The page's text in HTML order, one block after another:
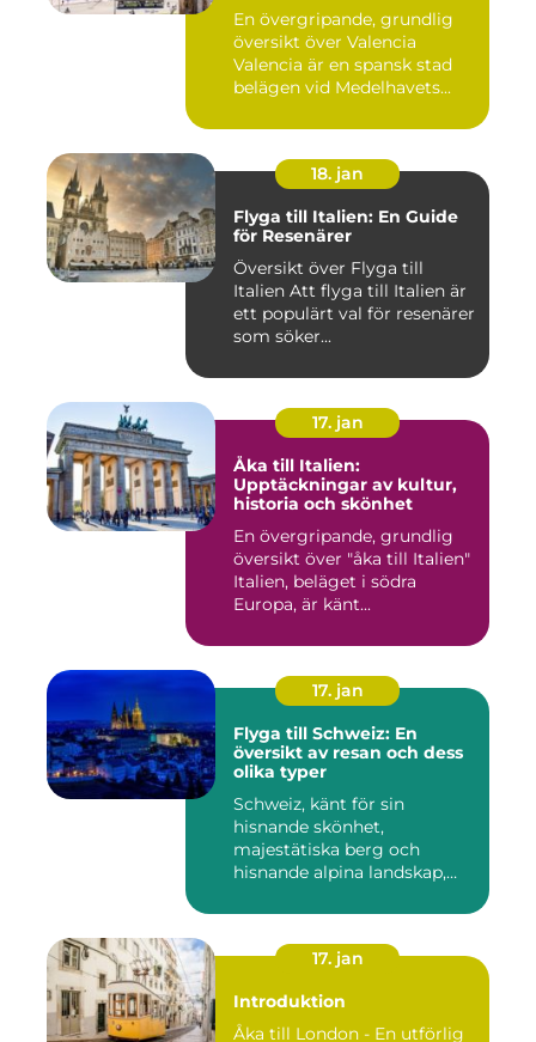
En övergripande, grundlig
översikt över Valencia
Valencia är en spansk stad
belägen vid Medelhavets...
18. jan
Flyga till Italien: En Guide
för Resenärer
Översikt över Flyga till
Italien Att flyga till Italien är
ett populärt val för resenärer
som söker...
17. jan
Åka till Italien:
Upptäckningar av kultur,
historia och skönhet
En övergripande, grundlig
översikt över "åka till Italien"
Italien, beläget i södra
Europa, är känt...
17. jan
Flyga till Schweiz: En
översikt av resan och dess
olika typer
Schweiz, känt för sin
hisnande skönhet,
majestätiska berg och
hisnande alpina landskap,
17. jan
Introduktion
Åka till London - En utförlig